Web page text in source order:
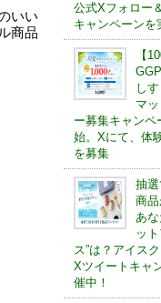
いい
商品
公式Xフォロー
キャンペーンを
【
し
マ
ー募集キャンペ
始。Xにて、体
を募集
抽
商品
あな
ッ
ス”は？アイス
Xツイートキャ
催中！